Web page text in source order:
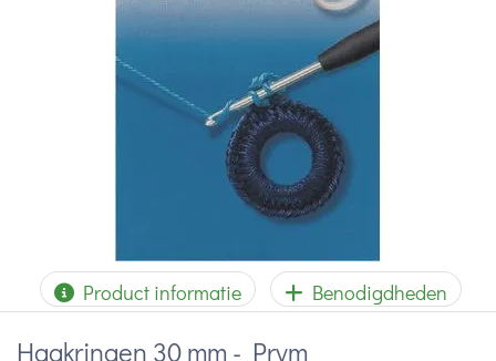
Product informatie Benodigdheden
Haakringen 30 mm - Prym